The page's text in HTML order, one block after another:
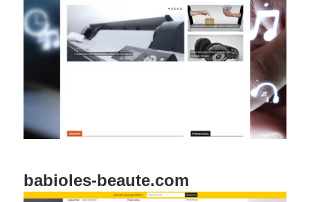
babioles-beaute.com